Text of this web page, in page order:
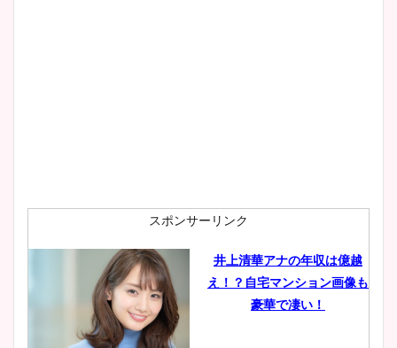
スポンサーリンク
井上清華アナの年収は億越
え！？自宅マンション画像も
豪華で凄い！